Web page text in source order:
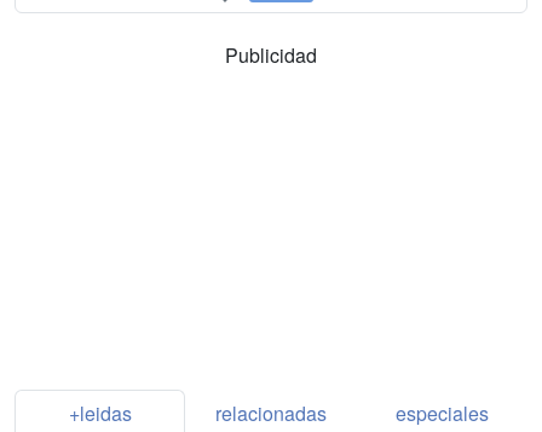
Publicidad
+leidas relacionadas
especiales